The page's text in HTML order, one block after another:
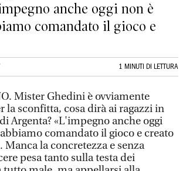
anche oggi non è
comandato il gioco e
1 MINUTI DI LETTURA
Mister Ghedini è ovviamente
la sconfitta, cosa dirà ai ragazzi in
Argenta? «L'impegno anche oggi
comandato il gioco e creato
Manca la concretezza e senza
pesa tanto sulla testa dei